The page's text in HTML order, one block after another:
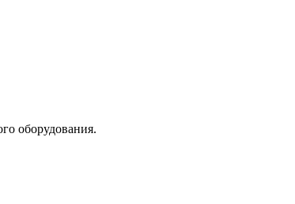
оборудования.